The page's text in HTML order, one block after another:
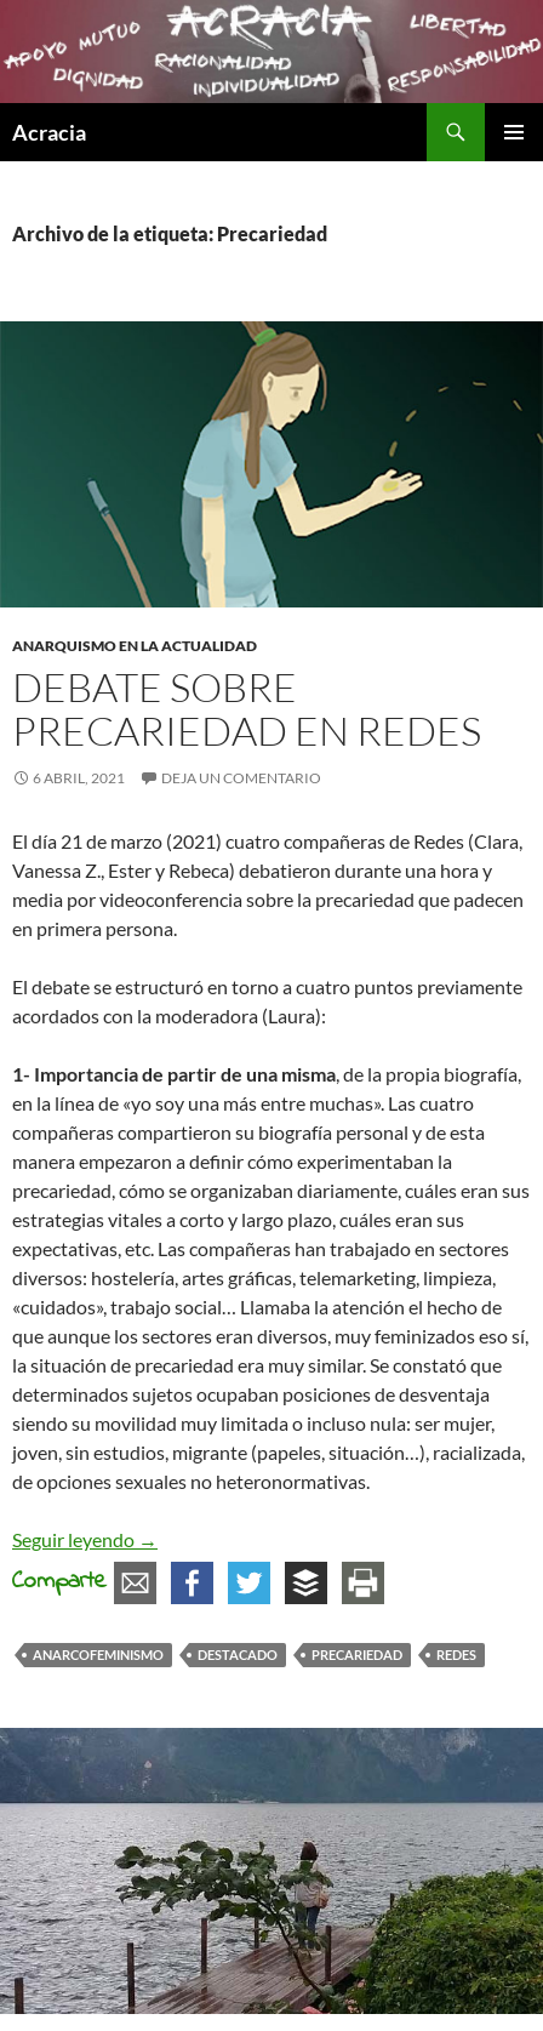
Acracia
Archivo de la etiqueta: Precariedad
ANARQUISMO EN LA ACTUALIDAD
DEBATE SOBRE
PRECARIEDAD EN REDES
6 ABRIL, 2021 DEJA UN COMENTARIO
El día 21 de marzo (2021) cuatro compañeras de Redes (Clara,
Vanessa Z., Ester y Rebeca) debatieron durante una hora y
media por videoconferencia sobre la precariedad que padecen
en primera persona.
El debate se estructuró en torno a cuatro puntos previamente
acordados con la moderadora (Laura):
1- Importancia de partir de una misma, de la propia biografía,
en la línea de «yo soy una más entre muchas». Las cuatro
compañeras compartieron su biografía personal y de esta
manera empezaron a definir cómo experimentaban la
precariedad, cómo se organizaban diariamente, cuáles eran sus
estrategias vitales a corto y largo plazo, cuáles eran sus
expectativas, etc. Las compañeras han trabajado en sectores
diversos: hostelería, artes gráficas, telemarketing, limpieza,
«cuidados», trabajo social… Llamaba la atención el hecho de
que aunque los sectores eran diversos, muy feminizados eso sí,
la situación de precariedad era muy similar. Se constató que
determinados sujetos ocupaban posiciones de desventaja
siendo su movilidad muy limitada o incluso nula: ser mujer,
joven, sin estudios, migrante (papeles, situación…), racializada,
de opciones sexuales no heteronormativas.
Seguir leyendo Debate sobre precariedad en Redes
→
Comparte
ANARCOFEMINISMO DESTACADO PRECARIEDAD REDES